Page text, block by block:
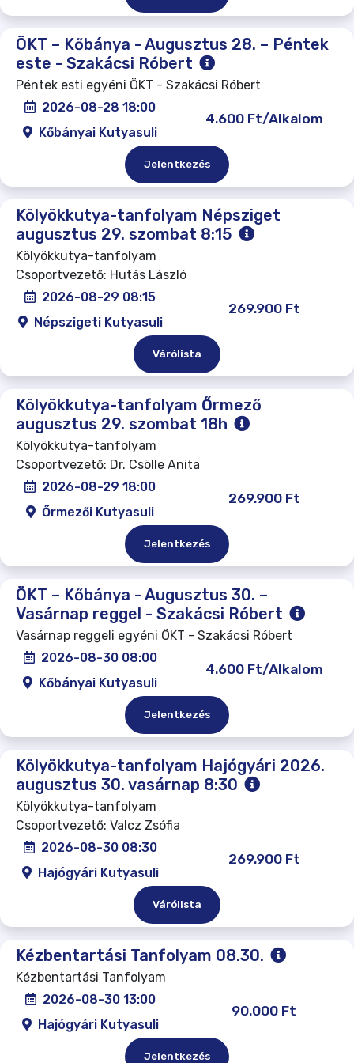
ÖKT – Kőbánya - Augusztus 28. – Péntek
este - Szakácsi Róbert
Péntek esti egyéni ÖKT - Szakácsi Róbert
2026-08-28 18:00
Kőbányai Kutyasuli
4.600 Ft/Alkalom
Jelentkezés
Kölyökkutya-tanfolyam Népsziget
augusztus 29. szombat 8:15
Kölyökkutya-tanfolyam
Csoportvezető: Hutás László
2026-08-29 08:15
Népszigeti Kutyasuli
269.900 Ft
Várólista
Kölyökkutya-tanfolyam Őrmező
augusztus 29. szombat 18h
Kölyökkutya-tanfolyam
Csoportvezető: Dr. Csölle Anita
2026-08-29 18:00
Őrmezői Kutyasuli
269.900 Ft
Jelentkezés
ÖKT – Kőbánya - Augusztus 30. –
Vasárnap reggel - Szakácsi Róbert
Vasárnap reggeli egyéni ÖKT - Szakácsi Róbert
2026-08-30 08:00
Kőbányai Kutyasuli
4.600 Ft/Alkalom
Jelentkezés
Kölyökkutya-tanfolyam Hajógyári 2026.
augusztus 30. vasárnap 8:30
Kölyökkutya-tanfolyam
Csoportvezető: Valcz Zsófia
2026-08-30 08:30
Hajógyári Kutyasuli
269.900 Ft
Várólista
Kézbentartási Tanfolyam 08.30.
Kézbentartási Tanfolyam
2026-08-30 13:00
Hajógyári Kutyasuli
90.000 Ft
Jelentkezés